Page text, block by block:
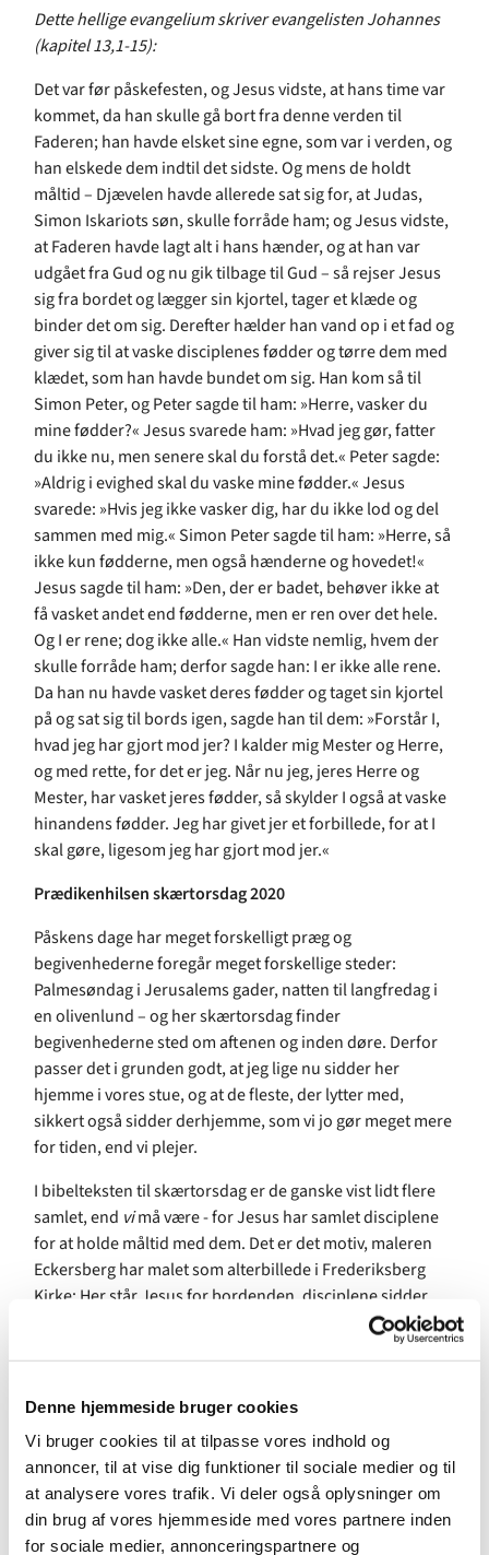
Denne hjemmeside bruger cookies
Vi bruger cookies til at tilpasse vores indhold og
annoncer, til at vise dig funktioner til sociale medier og til
at analysere vores trafik. Vi deler også oplysninger om
din brug af vores hjemmeside med vores partnere inden
for sociale medier, annonceringspartnere og
Dette hellige evangelium skriver evangelisten Johannes
(kapitel 13,1-15):
Det var før påskefesten, og Jesus vidste, at hans time var
kommet, da han skulle gå bort fra denne verden til
Faderen; han havde elsket sine egne, som var i verden, og
han elskede dem indtil det sidste. Og mens de holdt
måltid – Djævelen havde allerede sat sig for, at Judas,
Simon Iskariots søn, skulle forråde ham; og Jesus vidste,
at Faderen havde lagt alt i hans hænder, og at han var
udgået fra Gud og nu gik tilbage til Gud – så rejser Jesus
sig fra bordet og lægger sin kjortel, tager et klæde og
binder det om sig. Derefter hælder han vand op i et fad og
giver sig til at vaske disciplenes fødder og tørre dem med
klædet, som han havde bundet om sig. Han kom så til
Simon Peter, og Peter sagde til ham: »Herre, vasker du
mine fødder?« Jesus svarede ham: »Hvad jeg gør, fatter
du ikke nu, men senere skal du forstå det.« Peter sagde:
»Aldrig i evighed skal du vaske mine fødder.« Jesus
svarede: »Hvis jeg ikke vasker dig, har du ikke lod og del
sammen med mig.« Simon Peter sagde til ham: »Herre, så
ikke kun fødderne, men også hænderne og hovedet!«
Jesus sagde til ham: »Den, der er badet, behøver ikke at
få vasket andet end fødderne, men er ren over det hele.
Og I er rene; dog ikke alle.« Han vidste nemlig, hvem der
skulle forråde ham; derfor sagde han: I er ikke alle rene.
Da han nu havde vasket deres fødder og taget sin kjortel
på og sat sig til bords igen, sagde han til dem: »Forstår I,
hvad jeg har gjort mod jer? I kalder mig Mester og Herre,
og med rette, for det er jeg. Når nu jeg, jeres Herre og
Mester, har vasket jeres fødder, så skylder I også at vaske
hinandens fødder. Jeg har givet jer et forbillede, for at I
skal gøre, ligesom jeg har gjort mod jer.«
Prædikenhilsen skærtorsdag 2020
Påskens dage har meget forskelligt præg og
begivenhederne foregår meget forskellige steder:
Palmesøndag i Jerusalems gader, natten til langfredag i
en olivenlund – og her skærtorsdag finder
begivenhederne sted om aftenen og inden døre. Derfor
passer det i grunden godt, at jeg lige nu sidder her
hjemme i vores stue, og at de fleste, der lytter med,
sikkert også sidder derhjemme, som vi jo gør meget mere
for tiden, end vi plejer.
I bibelteksten til skærtorsdag er de ganske vist lidt flere
samlet, end vimå være - for Jesus har samlet disciplene
for at holde måltid med dem. Det er det motiv, maleren
Eckersberg har malet som alterbillede i Frederiksberg
Kirke: Her står Jesus for bordenden, disciplene sidder
langs begge sider af bordet og forrest til højre står den
tomme taburet, hvor Judas sad, før han forlod selskabet.
vil han række dem brødet og vinen og sige de ord, vi siger,
hver gang vi fejrer nadver i kirken. Hvert andet år er det
bibelteksten omdénbegivenhed, der læses og prædikes
over skærtorsdag. Men hvert andet år, og fx i år, er det
historien om det, der går forud for nadver-indstiftelsen,
der er skærtorsdagens tekst.